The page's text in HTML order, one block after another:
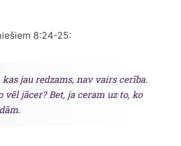
8:24-25:
jau redzams, nav vairs cerība.
jācer? Bet, ja ceram uz to, ko